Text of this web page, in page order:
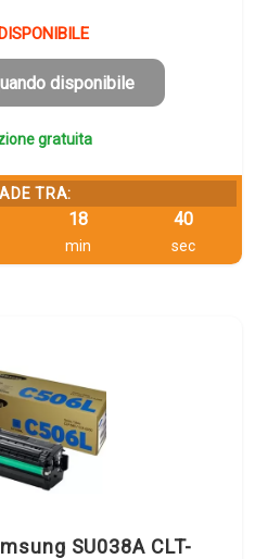
originale
era:
138,41 €.
è:
131,49 €.
disponibile
gratuita
TRA:
18
min
39
sec
SU038A CLT-